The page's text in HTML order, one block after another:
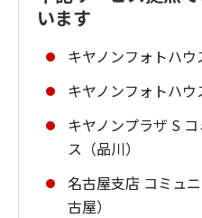
います
キヤノンフォトハウ
キヤノンフォトハウ
キヤノンプラザ S
ス（品川）
名古屋支店 コミュ
古屋）